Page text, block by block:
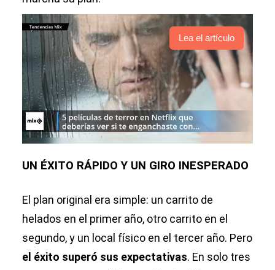
Lea el artículo
UN ÉXITO RÁPIDO Y UN GIRO INESPERADO
El plan original era simple: un carrito de
helados en el primer año, otro carrito en el
segundo, y un local físico en el tercer año. Pero
el éxito superó sus expectativas. En solo tres